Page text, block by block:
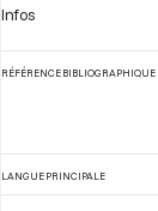
Infos
RÉFÉRENCE BIBLIOGRAPHIQUE
LANGUE PRINCIPALE